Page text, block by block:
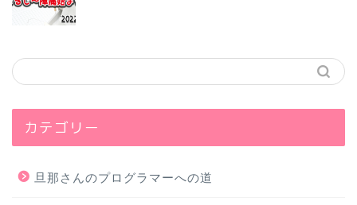
カテゴリー
旦那さんのプログラマーへの道